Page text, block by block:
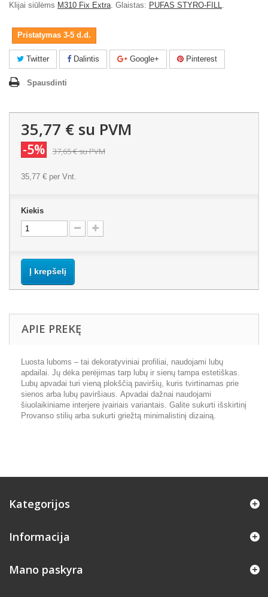
Klijai siūlėms M310 Fix Extra. Glaistas: PUFAS STYRO-FILL.
Pristatymas 3-5 d.d.
Twitter Dalintis Google+ Pinterest
Spausdinti
35,77 € su PVM
-5% 37,65 €su PVM
35,77 € per Vnt.
Kiekis
Į krepšelį
APIE PREKĘ
Luosta luboms – tai dekoratyviniai profiliai, naudojami lubų
apdailai. Jų dėka perėjimas tarp lubų ir sienų tampa estetiškas.
Lubų apvadai turi vieną plokščią paviršių, kuris tvirtinamas prie
sienos arba lubų paviršiaus. Apvadai dažnai naudojami
šiuolaikiniame interjere įvairiais variantais. Galite sukurti išskirtinį
Provanso stilių arba sukurti griežtą minimalistinį dizainą.
Kategorijos
Informacija
Mano paskyra